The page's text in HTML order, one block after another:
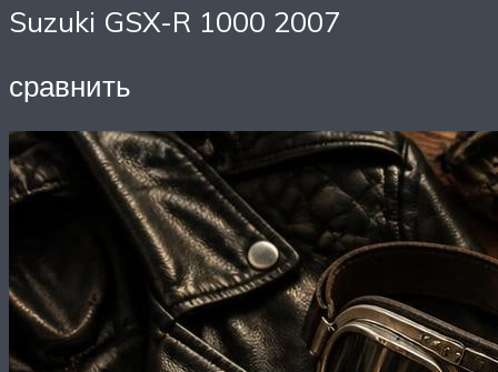
Suzuki GSX-R 1000 2007
сравнить